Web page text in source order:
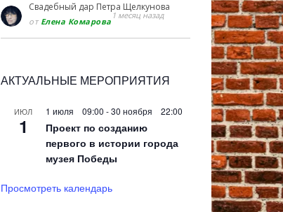
Свадебный дар Петра Щелкунова
от Елена Комарова
1 месяц назад
АКТУАЛЬНЫЕ МЕРОПРИЯТИЯ
ИЮЛ
1
1 июля 09:00 -30 ноября 22:00
Проект по созданию
первого в истории города
музея Победы
Просмотреть календарь